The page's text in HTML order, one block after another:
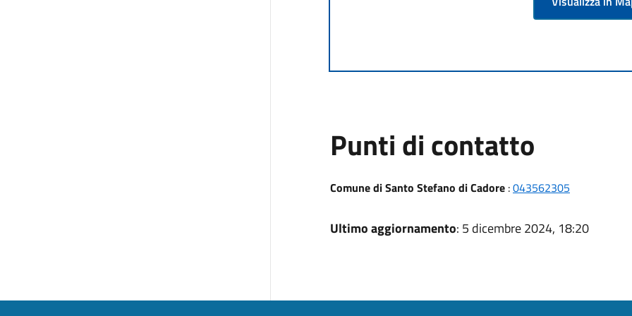
Punti di contatto
Comune di Santo Stefano di Cadore:043562305
Ultimo aggiornamento: 5 dicembre 2024, 18:20